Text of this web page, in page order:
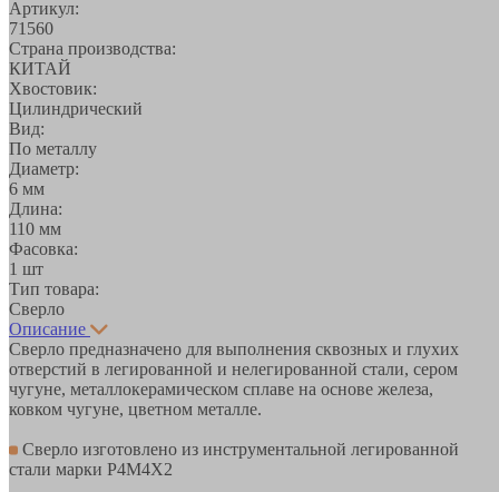
Артикул:
71560
Страна производства:
КИТАЙ
Хвостовик:
Цилиндрический
Вид:
По металлу
Диаметр:
6 мм
Длина:
110 мм
Фасовка:
1 шт
Тип товара:
Сверло
Описание
Сверло предназначено для выполнения сквозных и глухих
отверстий в легированной и нелегированной стали, сером
чугуне, металлокерамическом сплаве на основе железа,
ковком чугуне, цветном металле.
Сверло изготовлено из инструментальной легированной
стали марки Р4М4Х2